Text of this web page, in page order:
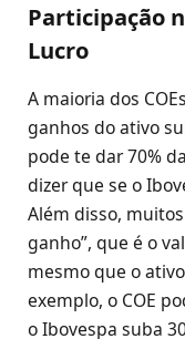
Participação
Lucro
A maioria dos
ganhos do ativo
pode te dar 70%
dizer que se o
Além disso, muitos
ganho”, que é o
mesmo que o
exemplo, o COE
o Ibovespa suba